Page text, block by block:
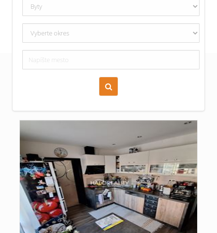
Zoraď podľa času pridania